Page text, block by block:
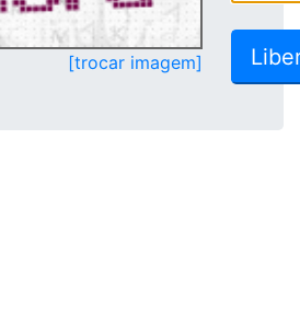
[trocar imagem]